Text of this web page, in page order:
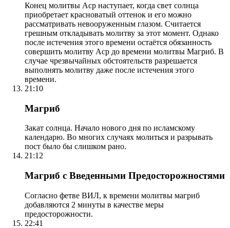
Конец молитвы Аср наступает, когда свет солнца
приобретает красноватый оттенок и его можно
рассматривать невооруженным глазом. Считается
грешным откладывать молитву за этот момент. Однако
после истечения этого времени остаётся обязанность
совершить молитву Аср до времени молитвы Магриб. В
случае чрезвычайных обстоятельств разрешается
выполнять молитву даже после истечения этого
времени.
21:10
Магриб
Закат солнца. Начало нового дня по исламскому
календарю. Во многих случаях молиться и разрывать
пост было бы слишком рано.
21:12
Магриб с Введенными Предосторожностями
Согласно фетве ВИЛ, к времени молитвы магриб
добавляются 2 минуты в качестве меры
предосторожности.
22:41